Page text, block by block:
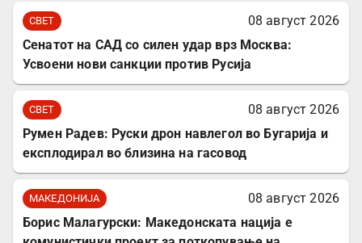
СВЕТ
08 август 2026
Сенатот на САД со силен удар врз Москва:
Усвоени нови санкции против Русија
СВЕТ
08 август 2026
Румен Радев: Руски дрон навлегол во Бугарија и
експлодирал во близина на гасовод
МАКЕДОНИЈА
08 август 2026
Борис Малагурски: Македонската нација е